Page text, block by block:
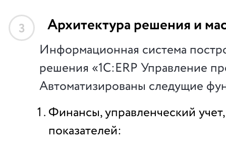
3 Архитектура решения и
Информационная система
решения «1С:ERP Управление
Автоматизированы следущие
Финансы, управленческий
показателей: